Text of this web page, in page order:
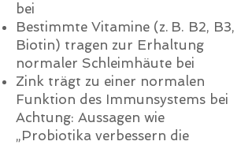
bei
Bestimmte Vitamine (z. B. B2, B3,
Biotin) tragen zur Erhaltung
normaler Schleimhäute bei
Zink trägt zu einer normalen
Funktion des Immunsystems bei
Achtung: Aussagen wie
„Probiotika verbessern die